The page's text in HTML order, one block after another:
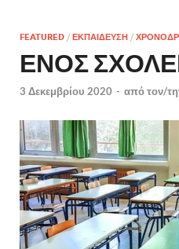
FEATURED / ΕΚΠΑΙΔΕΥΣΗ /
ΕΝΟΣ
3 Δεκεμβρίου 2020 - από τον/